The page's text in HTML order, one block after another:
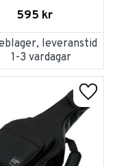
595 kr
leveranstid
1-3 vardagar